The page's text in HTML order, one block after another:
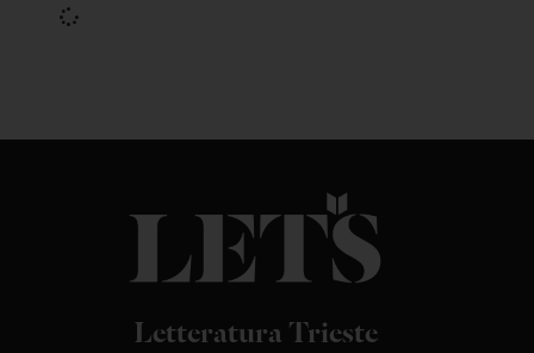
Letteratura Trieste